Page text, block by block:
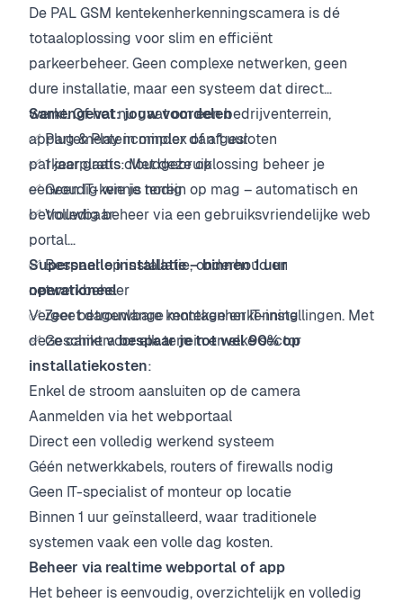
De PAL GSM kentekenherkenningscamera is dé
totaaloplossing voor slim en efficiënt
parkeerbeheer. Geen complexe netwerken, geen
dure installatie, maar een systeem dat direct
werkt. Of het nu gaat om een bedrijventerrein,
appartementencomplex of afgesloten
parkeerplaats: Met deze oplossing beheer je
eenvoudig wie je terrein op mag – automatisch en
betrouwbaar.
Samengevat: jouw voordelen
✅ Plug & Play in minder dan 1 uur
✅ 1 jaar gratis cloudgebruik
✅ Geen IT-kennis nodig
✅ Volledig beheer via een gebruiksvriendelijke web
portal
✅ Bespaar op installatie, onderhoud en
netwerkbeheer
✅ Zeer betrouwbare kentekenherkenning
✅ Geschikt voor elk terrein en elke sector
Supersnelle installatie – binnen 1 uur
operationeel
Vergeet dagenlange montage en IT-instellingen. Met
deze camerabespaar je tot wel 90% op
installatiekosten:
Enkel de stroom aansluiten op de camera
Aanmelden via het webportaal
Direct een volledig werkend systeem
Géén netwerkkabels, routers of firewalls nodig
Geen IT-specialist of monteur op locatie
Binnen 1 uur geïnstalleerd, waar traditionele
systemen vaak een volle dag kosten.
Beheer via realtime webportal of app
Het beheer is eenvoudig, overzichtelijk en volledig